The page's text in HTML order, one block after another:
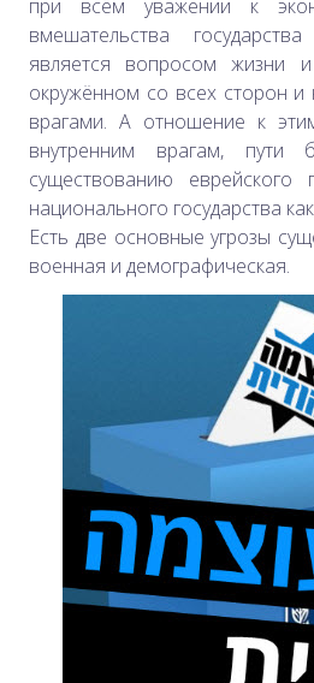
при всём уважении к
вмешательства
является вопросом жизни
окружённом со всех сторон и
врагами. А отношение к
внутренним врагам, пути
существованию еврейского
национального государства
Есть две основные угрозы
военная и демографическая.